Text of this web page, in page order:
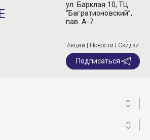
ул. Барклая 10, ТЦ
“Багратионовский”,
пав. А-7
Акции | Новости | Скидки
Подписаться